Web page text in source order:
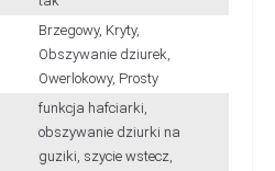
Brzegowy, Kryty,
Obszywanie dziurek,
Owerlokowy, Prosty
funkcja hafciarki,
obszywanie dziurki na
guziki, szycie wstecz,